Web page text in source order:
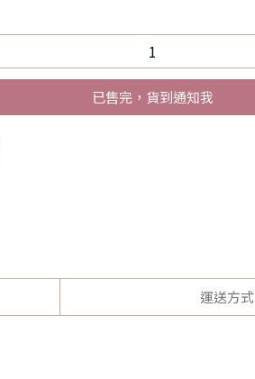
已售完，貨到通知我
運送方式